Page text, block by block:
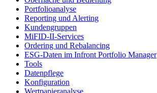
Portfolioanalyse
Reporting und Alerting
Kundengruppen
MiFID-II-Services
Ordering und Rebalancing
ESG-Daten im Infront Portfolio Manager
Tools
Datenpflege
Konfiguration
Wertpapieranalyse